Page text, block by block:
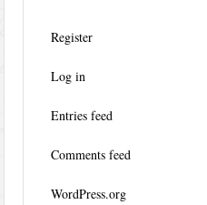
Register
Log in
Entries feed
Comments feed
WordPress.org